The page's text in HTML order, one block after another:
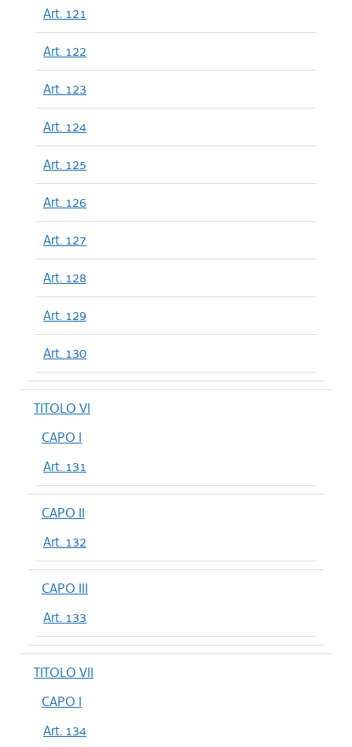
Art. 121
Art. 122
Art. 123
Art. 124
Art. 125
Art. 126
Art. 127
Art. 128
Art. 129
Art. 130
TITOLO VI
CAPO I
Art. 131
CAPO II
Art. 132
CAPO III
Art. 133
TITOLO VII
CAPO I
Art. 134